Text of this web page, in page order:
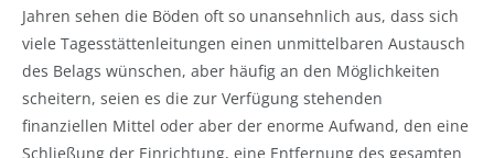
Jahren sehen die Böden oft so unansehnlich aus, dass sich
viele Tagesstättenleitungen einen unmittelbaren Austausch
des Belags wünschen, aber häufig an den Möglichkeiten
scheitern, seien es die zur Verfügung stehenden
finanziellen Mittel oder aber der enorme Aufwand, den eine
Schließung der Einrichtung, eine Entfernung des gesamten